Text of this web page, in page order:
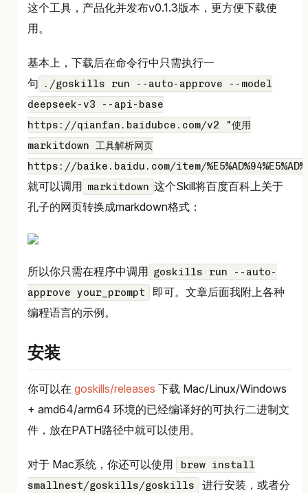
这个工具，产品化并发布v0.1.3版本，更方便下载使
用。
基本上，下载后在命令行中只需执行一
句
./goskills run --auto-approve --model
deepseek-v3 --api-base
https://qianfan.baidubce.com/v2 "使用
markitdown 工具解析网页
https://baike.baidu.com/item/
就可以调用 markitdown 这个Skill将百度百科上关于
孔子的网页转换成markdown格式：
所以你只需在程序中调用 goskills run --auto-
approve your_prompt
即可。文章后面我附上各种
编程语言的示例。
安装
你可以在 goskills/releases 下载 Mac/Linux/Windows
+ amd64/arm64 环境的已经编译好的可执行二进制文
件，放在PATH路径中就可以使用。
对于 Mac系统，你还可以使用
brew install
smallnest/goskills/goskills
进行安装，或者分